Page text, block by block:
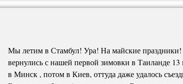
Мы летим в Стамбул! Ура! На майские праздники!
вернулись с нашей первой зимовки в Таиланде 13
в Минск , потом в Киев, оттуда даже удалось